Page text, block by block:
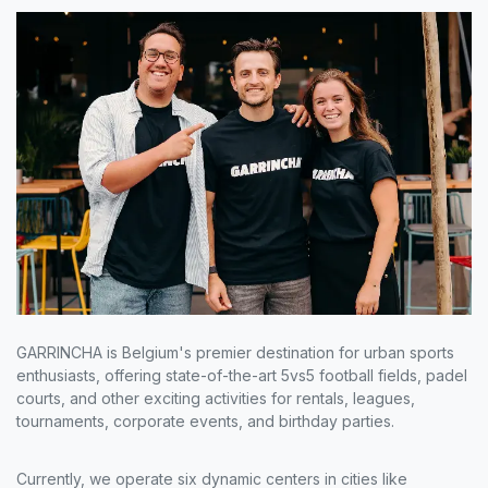
GARRINCHA is Belgium's premier destination for urban sports
enthusiasts, offering state-of-the-art 5vs5 football fields, padel
courts, and other exciting activities for rentals, leagues,
tournaments, corporate events, and birthday parties.
Currently, we operate six dynamic centers in cities like